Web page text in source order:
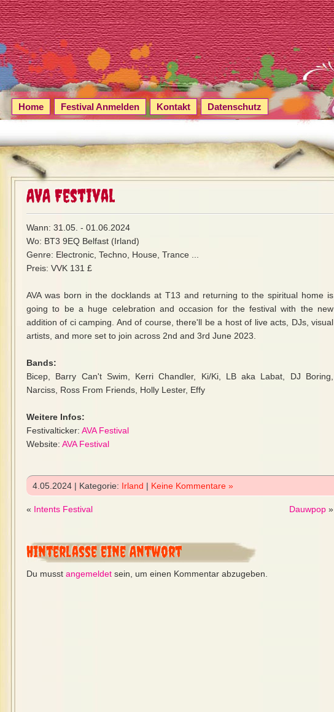
Home Festival Anmelden Kontakt Datenschutz
AVA Festival
Wann: 31.05. - 01.06.2024
Wo: BT3 9EQ Belfast (Irland)
Genre: Electronic, Techno, House, Trance ...
Preis: VVK 131 £
AVA was born in the docklands at T13 and returning to the spiritual home is
going to be a huge celebration and occasion for the festival with the new
addition of ci camping. And of course, there'll be a host of live acts, DJs, visual
artists, and more set to join across 2nd and 3rd June 2023.
Bands:
Bicep, Barry Can't Swim, Kerri Chandler, Ki/Ki, LB aka Labat, DJ Boring,
Narciss, Ross From Friends, Holly Lester, Effy
Weitere Infos:
Festivalticker: AVA Festival
Website: AVA Festival
4.05.2024 | Kategorie: Irland | Keine Kommentare »
« Intents Festival Dauwpop »
Hinterlasse eine Antwort
Du musst angemeldet sein, um einen Kommentar abzugeben.